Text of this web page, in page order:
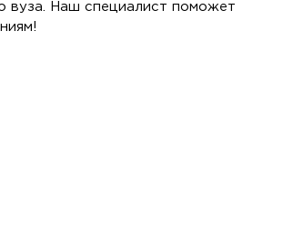
вуза. Наш специалист поможет